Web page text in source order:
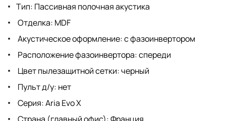
Тип: Пассивная полочная акустика
Отделка: MDF
Акустическое оформление: с фазоинвертором
Расположение фазоинвертора: спереди
Цвет пылезащитной сетки: черный
Пульт д/у: нет
Серия: Aria Evo X